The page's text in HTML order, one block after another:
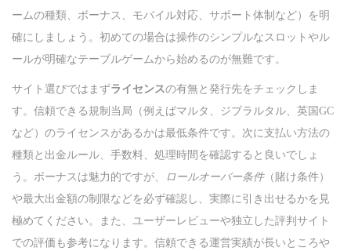
ームの種類、ボーナス、モバイル対応、サポート体制など）を明
確にしましょう。初めての場合は操作のシンプルなスロットやル
ールが明確なテーブルゲームから始めるのが無難です。
サイト選びではまずライセンスの有無と発行先をチェックしま
す。信頼できる規制当局（例えばマルタ、ジブラルタル、英国GC
など）のライセンスがあるかは最低条件です。次に支払い方法の
種類と出金ルール、手数料、処理時間を確認すると良いでしょ
う。ボーナスは魅力的ですが、
ロールオーバー条件（賭け条件）
や最大出金額の制限などを必ず確認し、実際に引き出せるかを見
極めてください。また、ユーザーレビューや独立した評判サイト
での評価も参考になります。信頼できる運営実績が長いところや